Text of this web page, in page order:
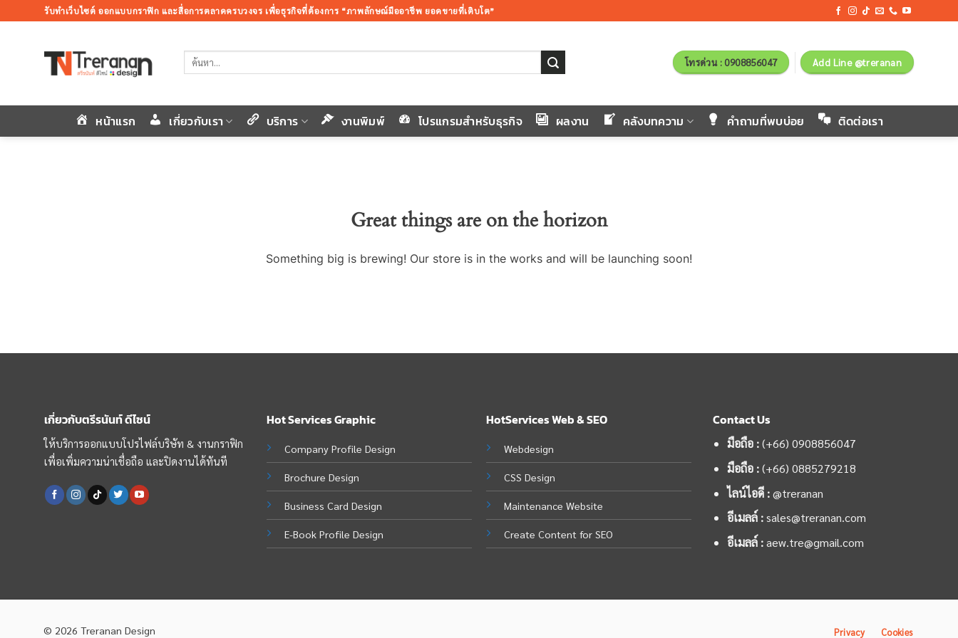
ไป
รับทำเว็บไซต์ ออกแบบกราฟิก และสื่อการตลาดครบวงจร เพื่อธุรกิจที่ต้องการ “ภาพลักษณ์มืออาชีพ ยอดขายที่เติบโต”
ค้นหา:
โทรด่วน : 0908856047 Add Line @treranan
หน้าแรก เกี่ยวกับเรา บริการ งานพิมพ์ โปรแกรมสำหรับธุรกิจ ผลงาน คลังบทความ คำถามที่พบบ่อย ติดต่อเรา
Great things are on the horizon
Something big is brewing! Our store is in the works and will be launching soon!
เกี่ยวกับตรีรนันท์ ดีไซน์
ให้บริการออกแบบโปรไฟล์บริษัท & งานกราฟิก
เพื่อเพิ่มความน่าเชื่อถือ และปิดงานได้ทันที
Hot Services Graphic
Company Profile Design
Brochure Design
Business Card Design
E-Book Profile Design
HotServices Web & SEO
Webdesign
CSS Design
Maintenance Website
Create Content for SEO
Contact Us
มือถือ :(+66) 0908856047
มือถือ : (+66)0885279218
ไลน์ไอดี :@treranan
อีเมลล์ :sales@treranan.com
อีเมลล์ :aew.tre@gmail.com
© 2026 Treranan Design Privacy Cookies